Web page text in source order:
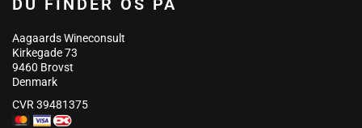
DU FINDER OS PÅ
Aagaards Wineconsult
Kirkegade 73
9460 Brovst
Denmark
CVR 39481375